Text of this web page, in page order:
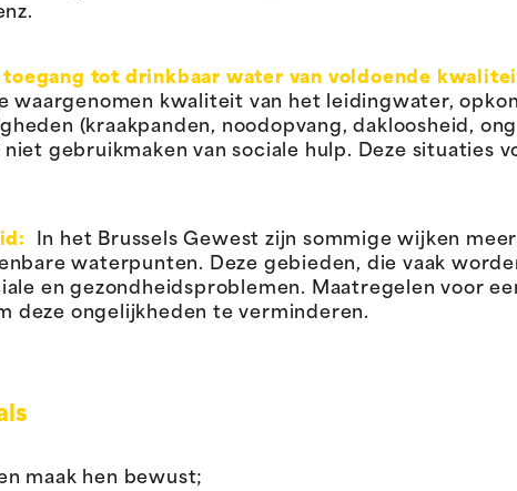
tot drinkbaar water van voldoende
waargenomen kwaliteit van het leidingwater,
(kraakpanden, noodopvang, dakloosheid,
gebruikmaken van sociale hulp. Deze situaties
In het Brussels Gewest zijn sommige wijken
waterpunten. Deze gebieden, die vaak
en gezondheidsproblemen. Maatregelen voor
deze ongelijkheden te verminderen.
maak hen bewust;